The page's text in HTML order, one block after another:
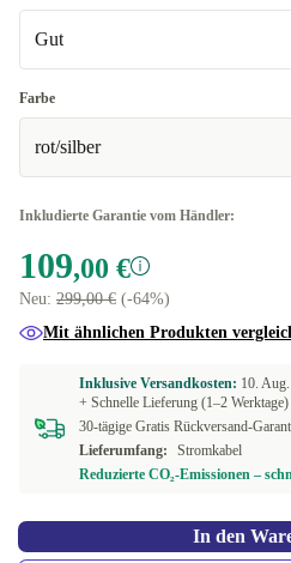
Gut
Gut
Sehr gut
Premium
Farbe
rot/silber
Inkludierte Garantie vom Händler:
109,00 €
Neu: 299,00 € (-64%)
Mit ähnlichen Produkten
Inklusive Versandkosten: 10.
+ Schnelle Lieferung (1–2 Werktage)
30-tägige Gratis Rückversand-
Lieferumfang:
Stromkabel
Reduzierte CO₂-Emissionen –
In den